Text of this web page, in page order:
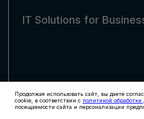
Продолжая использовать сайт, вы даете
cookie, в соответствии с политикой обработки
посещаемости сайта и персонализации